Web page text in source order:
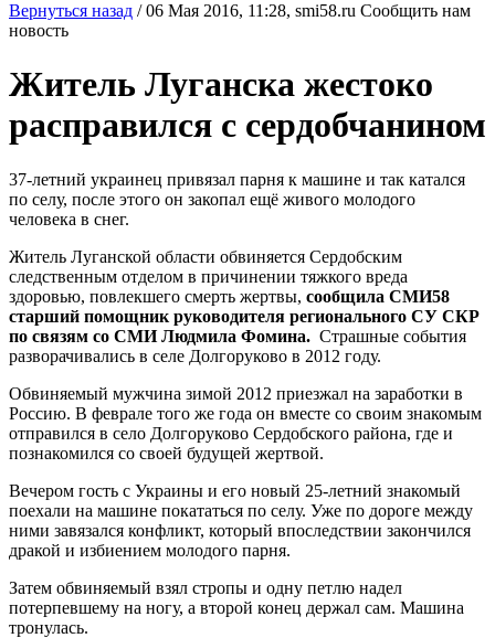
Вернуться назад /06 Мая 2016, 11:28, smi58.ru Сообщить нам
новость
Житель Луганска жестоко
расправился с сердобчанином
37-летний украинец привязал парня к машине и так катался
по селу, после этого он закопал ещё живого молодого
человека в снег.
Житель Луганской области обвиняется Сердобским
следственным отделом в причинении тяжкого вреда
здоровью, повлекшего смерть жертвы, сообщила СМИ58
старший помощник руководителя регионального СУ СКР
по связям со СМИ Людмила Фомина. Страшные события
разворачивались в селе Долгоруково в 2012 году.
Обвиняемый мужчина зимой 2012 приезжал на заработки в
Россию. В феврале того же года он вместе со своим знакомым
отправился в село Долгоруково Сердобского района, где и
познакомился со своей будущей жертвой.
Вечером гость с Украины и его новый 25-летний знакомый
поехали на машине покататься по селу. Уже по дороге между
ними завязался конфликт, который впоследствии закончился
дракой и избиением молодого парня.
Затем обвиняемый взял стропы и одну петлю надел
потерпевшему на ногу, а второй конец держал сам. Машина
тронулась.